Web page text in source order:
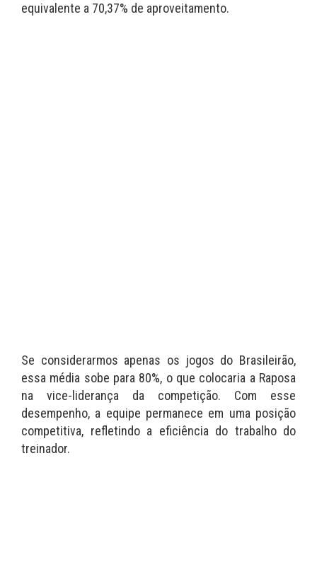
equivalente a 70,37% de aproveitamento.
Se considerarmos apenas os jogos do Brasileirão,
essa média sobe para 80%, o que colocaria a Raposa
na vice-liderança da competição. Com esse
desempenho, a equipe permanece em uma posição
competitiva, refletindo a eficiência do trabalho do
treinador.